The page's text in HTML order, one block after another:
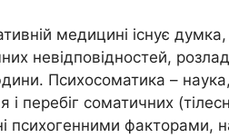
медицині існує
невідповідностей,
Психосоматика –
і перебіг соматичних
психогенними факторами,